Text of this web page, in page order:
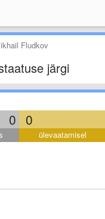
Fludkov
järgi
0 0
ülevaatamisel